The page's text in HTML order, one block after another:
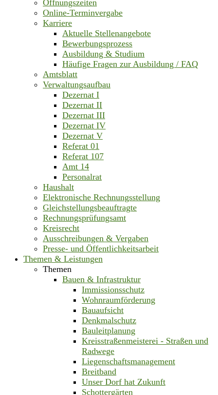
Öffnungszeiten
Online-Terminvergabe
Karriere
Aktuelle Stellenangebote
Bewerbungsprozess
Ausbildung & Studium
Häufige Fragen zur Ausbildung / FAQ
Amtsblatt
Verwaltungsaufbau
Dezernat I
Dezernat II
Dezernat III
Dezernat IV
Dezernat V
Referat 01
Referat 107
Amt 14
Personalrat
Haushalt
Elektronische Rechnungsstellung
Gleichstellungsbeauftragte
Rechnungsprüfungsamt
Kreisrecht
Ausschreibungen & Vergaben
Presse- und Öffentlichkeitsarbeit
Themen & Leistungen
Themen
Bauen & Infrastruktur
Immissionsschutz
Wohnraumförderung
Bauaufsicht
Denkmalschutz
Bauleitplanung
Kreisstraßenmeisterei - Straßen und
Radwege
Liegenschaftsmanagement
Breitband
Unser Dorf hat Zukunft
Schottergärten